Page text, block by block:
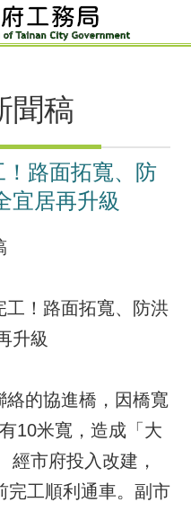
聞稿
路面拓寬、防
宜居再升級
工！路面拓寬、防洪
升級
絡的協進橋，因橋寬
10米寬，造成「大
經市府投入改建，
完工順利通車。副市